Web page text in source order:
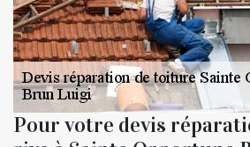
Pour votre devis